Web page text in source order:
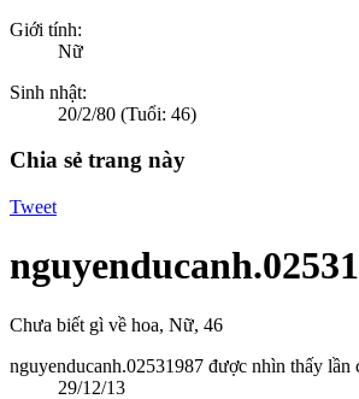
Giới tính:
Nữ
Sinh nhật:
20/2/80 (Tuổi: 46)
Chia sẻ trang này
Tweet
Chưa biết gì về hoa, Nữ, 46
nguyenducanh.02531987 được nhìn thấy lần
29/12/13